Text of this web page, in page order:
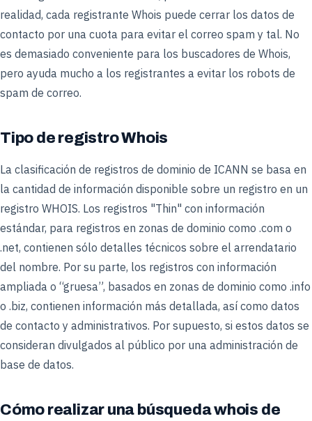
realidad, cada registrante Whois puede cerrar los datos de
contacto por una cuota para evitar el correo spam y tal. No
es demasiado conveniente para los buscadores de Whois,
pero ayuda mucho a los registrantes a evitar los robots de
spam de correo.
Tipo de registro Whois
La clasificación de registros de dominio de ICANN se basa en
la cantidad de información disponible sobre un registro en un
registro WHOIS. Los registros "Thin" con información
estándar, para registros en zonas de dominio como .com o
.net, contienen sólo detalles técnicos sobre el arrendatario
del nombre. Por su parte, los registros con información
ampliada o “gruesa”, basados en zonas de dominio como .info
o .biz, contienen información más detallada, así como datos
de contacto y administrativos. Por supuesto, si estos datos se
consideran divulgados al público por una administración de
base de datos.
Cómo realizar una búsqueda whois de